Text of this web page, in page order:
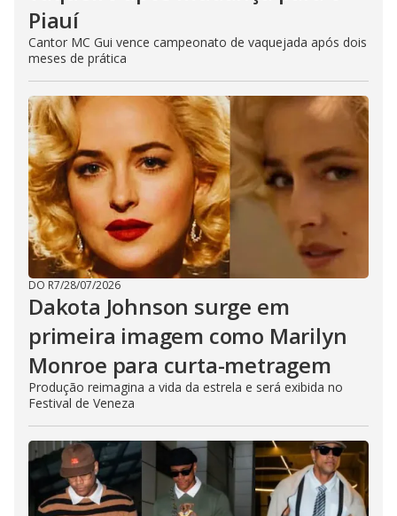
Piauí
Cantor MC Gui vence campeonato de vaquejada após dois
meses de prática
DO R7/28/07/2026
Dakota Johnson surge em
primeira imagem como Marilyn
Monroe para curta-metragem
Produção reimagina a vida da estrela e será exibida no
Festival de Veneza